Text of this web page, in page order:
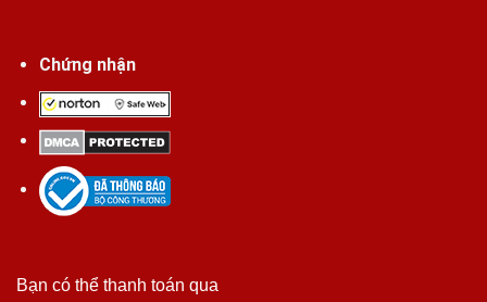
Chứng nhận
Bạn có thể thanh toán qua